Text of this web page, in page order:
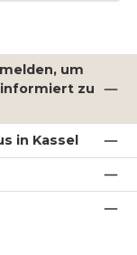
um
zu
in Kassel